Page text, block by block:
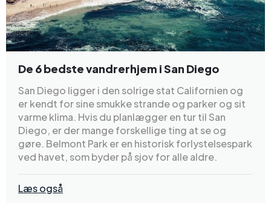
De 6 bedste vandrerhjem i San Diego
San Diego ligger i den solrige stat Californien og
er kendt for sine smukke strande og parker og sit
varme klima. Hvis du planlægger en tur til San
Diego, er der mange forskellige ting at se og
gøre. Belmont Park er en historisk forlystelsespark
ved havet, som byder på sjov for alle aldre.
Læs også